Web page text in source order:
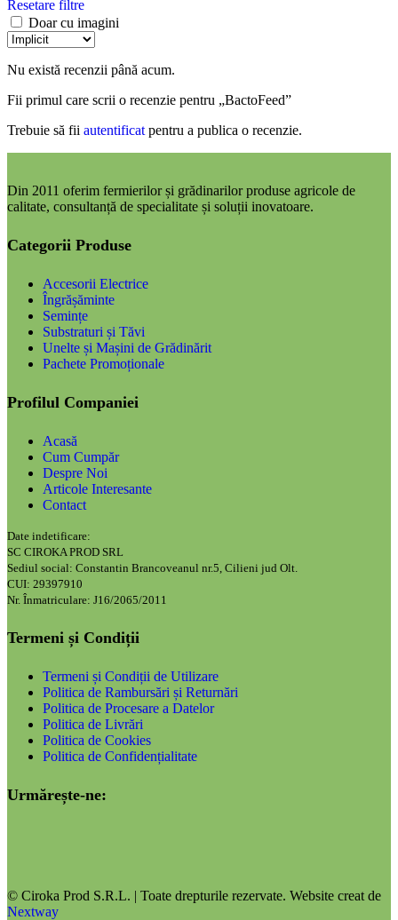
Resetare filtre
Doar cu imagini
Nu există recenzii până acum.
Fii primul care scrii o recenzie pentru „BactoFeed”
Trebuie să fii autentificat pentru a publica o recenzie.
Din 2011 oferim fermierilor și grădinarilor produse agricole de
calitate, consultanță de specialitate și soluții inovatoare.
Categorii Produse
Accesorii Electrice
Îngrășăminte
Semințe
Substraturi și Tăvi
Unelte și Mașini de Grădinărit
Pachete Promoționale
Profilul Companiei
Acasă
Cum Cumpăr
Despre Noi
Articole Interesante
Contact
Date indetificare:
SC CIROKA PROD SRL
Sediul social: Constantin Brancoveanul nr.5, Cilieni jud Olt.
CUI: 29397910
Nr. Înmatriculare: J16/2065/2011
Termeni și Condiții
Termeni și Condiții de Utilizare
Politica de Rambursări și Returnări
Politica de Procesare a Datelor
Politica de Livrări
Politica de Cookies
Politica de Confidențialitate
Urmărește-ne:
© Ciroka Prod S.R.L. | Toate drepturile rezervate. Website creat de
Nextway